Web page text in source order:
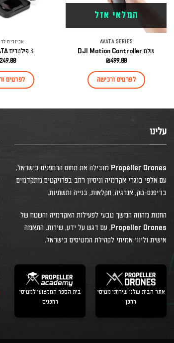
המלאי אזל
AVATA SERIES
שלט DJI Motion Controller
₪499.00
לפרטים ורכישה
אביזרים
3 פילטרים DJI AVATA
249.00
לפרטים
עלינו
Propeller Drones מובילה את תחום הרחפנים בישראל,
עם אלפי בוגרי אקדמיה וניסיון רחב בפרויקטים מתקדמים
בדיפנס-טק, אנרגיה, חקלאות, בנייה ותשתיות.
החנות מהווה המשך טבעי לפעילות האקדמיה והשטח של
Propeller Drones, עם דגש על ידע, שירות, התאמה
אישית וליווי אמיתי לקהילת המטיסים בישראל.
אתר הבית שלנו שירותי מטיסי
רחפן
בית הספר המקצועי למטיסי
רחפנים